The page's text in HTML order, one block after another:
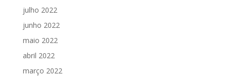
julho 2022
junho 2022
maio 2022
abril 2022
março 2022